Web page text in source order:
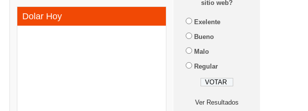
Dolar Hoy
sitio web?
Exelente
Bueno
Malo
Regular
Ver Resultados